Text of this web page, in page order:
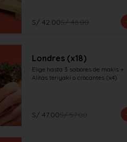
S/ 42.00S/ 46.00
Londres (x18)
Elige hasta 3 sabores de makis +
Alitas teriyaki o crocantes (x4)
S/ 47.00S/ 57.00